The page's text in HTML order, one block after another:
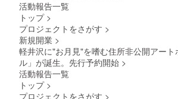
活動報告一覧
トップ >
プロジェクトをさがす >
新規開業 >
軽井沢に"お月見"を嗜む住所非公開アー
ル」が誕生。先行予約開始 >
活動報告一覧
トップ >
プロジェクトをさがす >